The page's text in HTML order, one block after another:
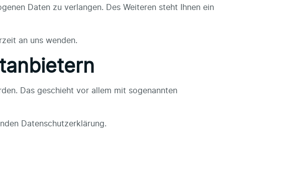
Daten zu verlangen. Des Weiteren steht Ihnen ein
an uns wenden.
Das geschieht vor allem mit sogenannten
Datenschutzerklärung.